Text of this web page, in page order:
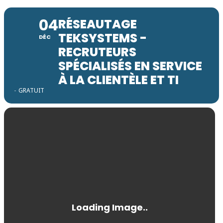
04
DÉC
RÉSEAUTAGE
TEKSYSTEMS -
RECRUTEURS
SPÉCIALISÉS EN SERVICE
À LA CLIENTÈLE ET TI
- GRATUIT